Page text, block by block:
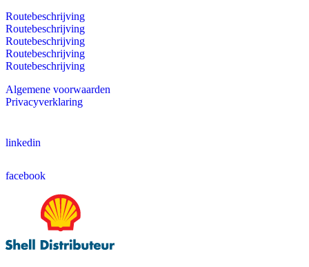
Routebeschrijving
Routebeschrijving
Routebeschrijving
Routebeschrijving
Routebeschrijving
Algemene voorwaarden
Privacyverklaring
linkedin
facebook